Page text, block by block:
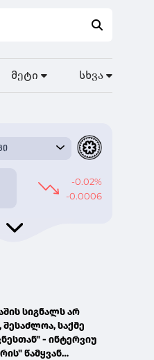
მეტი სხვა
სიგნალს არ
საქმე
- ინტერვიუ
წამყვან